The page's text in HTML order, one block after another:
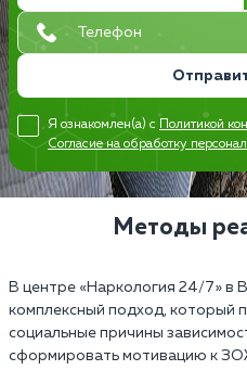
Я ознакомлен(а) с Политикой
Согласие на обработку
Методы
В центре «Наркология 24/7» в
комплексный подход, который
социальные причины
сформировать мотивацию к